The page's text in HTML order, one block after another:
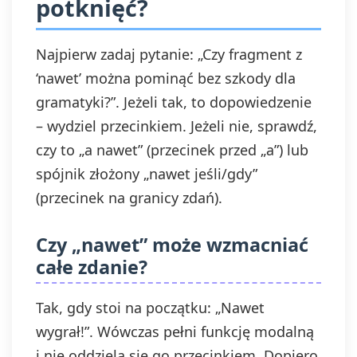
bez wpływu na zgodność z prawem
przetwarzania, którego dokonano na
podstawie zgody przed jej
wycofaniem. Wycofanie zgody jest
możliwe poprzez kontakt z
Administratorem na adres e-mail:
przycisku "wypisz się" znajdującego
się w wiadomościach e-mail od nas.
potknięć?
Najpierw zadaj pytanie: „Czy fragment z
‘nawet’ można pominąć bez szkody dla
gramatyki?”. Jeżeli tak, to dopowiedzenie
– wydziel przecinkiem. Jeżeli nie, sprawdź,
czy to „a nawet” (przecinek przed „a”) lub
spójnik złożony „nawet jeśli/gdy”
(przecinek na granicy zdań).
Czy „nawet” może wzmacniać
całe zdanie?
Tak, gdy stoi na początku: „Nawet
wygrał!”. Wówczas pełni funkcję modalną